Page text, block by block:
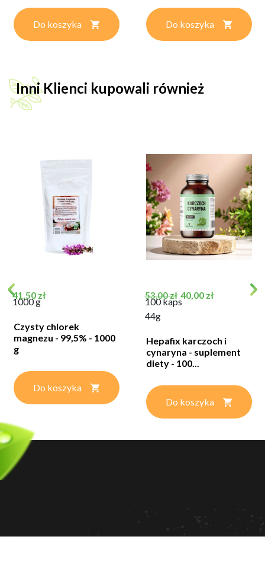
Do koszyka Do koszyka
Inni Klienci kupowali również
Cena
41,50 zł
1000 g
Czysty chlorek
magnezu - 99,5% - 1000
g
Do koszyka
Cena podstawowa
53,00 zł Cena
40,00 zł
100 kaps
44g
Hepafix karczoch i
cynaryna - suplement
diety - 100...
Do koszyka